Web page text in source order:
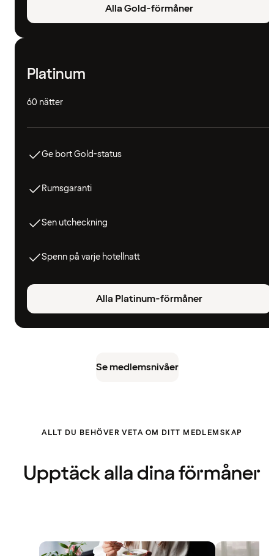
Alla Gold-förmåner
Platinum
60 nätter
Ge bort Gold-status
Rumsgaranti
Sen utcheckning
Spenn på varje hotellnatt
Alla Platinum-förmåner
Se medlemsnivåer
ALLT DU BEHÖVER VETA OM DITT MEDLEMSKAP
Upptäck alla dina förmåner